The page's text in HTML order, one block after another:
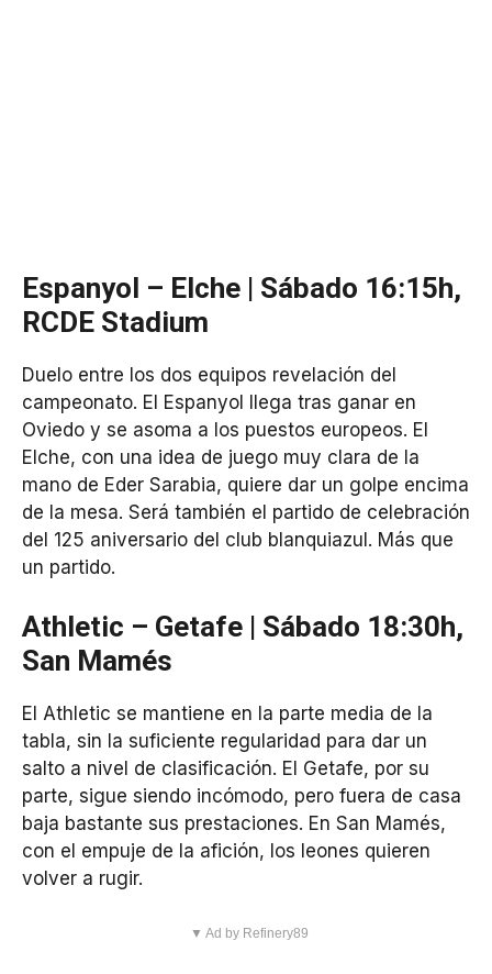
Espanyol – Elche | Sábado 16:15h,
RCDE Stadium
Duelo entre los dos equipos revelación del
campeonato. El Espanyol llega tras ganar en
Oviedo y se asoma a los puestos europeos. El
Elche, con una idea de juego muy clara de la
mano de Eder Sarabia, quiere dar un golpe encima
de la mesa. Será también el partido de celebración
del 125 aniversario del club blanquiazul. Más que
un partido.
Athletic – Getafe | Sábado 18:30h,
San Mamés
El Athletic se mantiene en la parte media de la
tabla, sin la suficiente regularidad para dar un
salto a nivel de clasificación. El Getafe, por su
parte, sigue siendo incómodo, pero fuera de casa
baja bastante sus prestaciones. En San Mamés,
con el empuje de la afición, los leones quieren
volver a rugir.
▼ Ad by Refinery89